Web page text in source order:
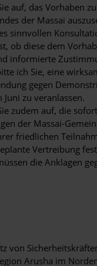
auf, das Vorhaben
der Massai
sinnvollen
ob diese dem
informierte
ich Sie, eine
gegen
Juni zu veranlassen.
zudem auf, die
der Massai-
friedlichen
Vertreibung
die Anklagen
von
Arusha im